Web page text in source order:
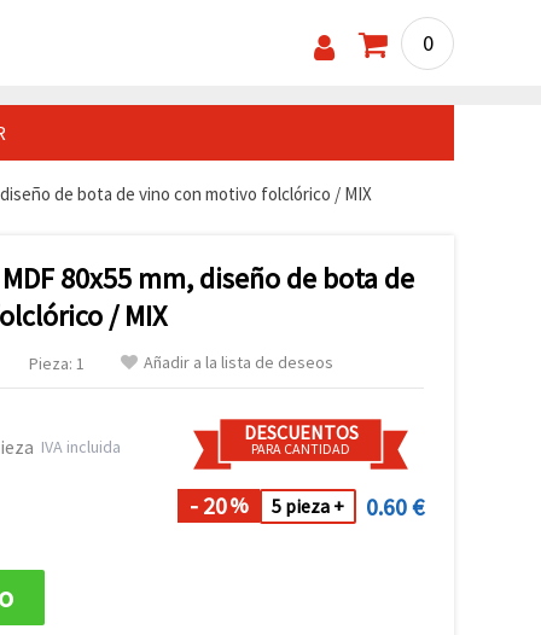
0
de bota de vino con motivo folclórico / MIX
80x55 mm, diseño de bota de
/ MIX
Pieza: 1 Añadir a la lista de deseos
IVA incluida
DESCUENTOS
PARA CANTIDAD
- 20% 5 pieza + 0.60 €